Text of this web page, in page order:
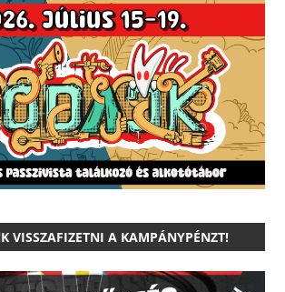
VISSZAFIZETNI A KAMPÁNYPÉNZT!